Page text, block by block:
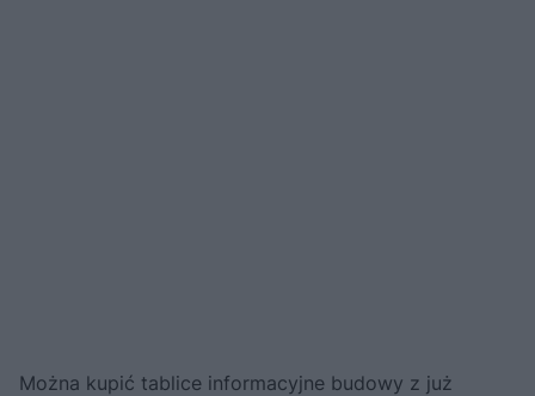
Można kupić tablice informacyjne budowy z już